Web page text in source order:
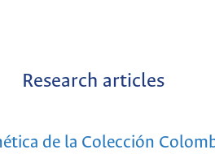
Research articles
de la Colección